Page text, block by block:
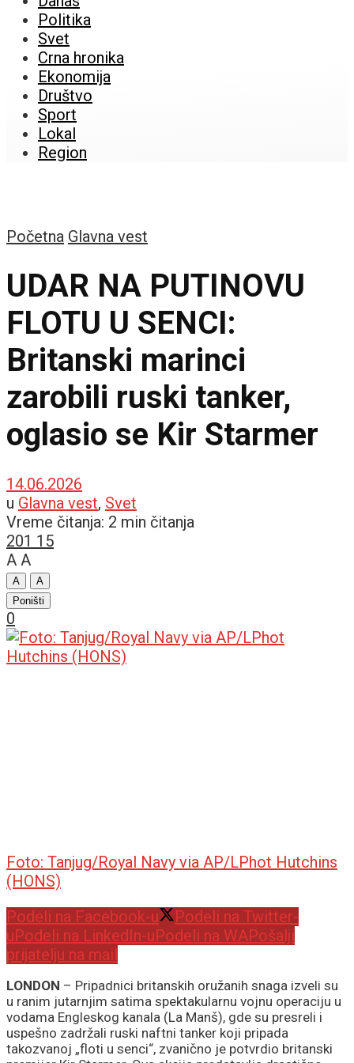
Politika
Svet
Crna hronika
Ekonomija
Društvo
Sport
Lokal
Region
Početna Glavna vest
UDAR NA PUTINOVU
FLOTU U SENCI:
Britanski marinci
zarobili ruski tanker,
oglasio se Kir Starmer
14.06.2026
u Glavna vest, Svet
Vreme čitanja: 2 min čitanja
201 15
A A
A
A
Poništi
0
Foto: Tanjug/Royal Navy via AP/LPhot Hutchins
(HONS)
Podeli na Facebook-u
Podeli na Twitter-
uPodeli na LinkedIn-uPodeli na WAPošalji
prijatelju na mail
LONDON – Pripadnici britanskih oružanih snaga izveli su
u ranim jutarnjim satima spektakularnu vojnu operaciju u
vodama Engleskog kanala (La Manš), gde su presreli i
uspešno zadržali ruski naftni tanker koji pripada
takozvanoj „floti u senci“, zvanično je potvrdio britanski